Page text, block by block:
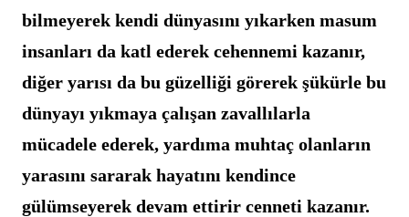
bilmeyerek kendi dünyasını yıkarken masum
insanları da katl ederek cehennemi kazanır,
diğer yarısı da bu güzelliği görerek şükürle bu
dünyayı yıkmaya çalışan zavallılarla
mücadele ederek, yardıma muhtaç olanların
yarasını sararak hayatını kendince
gülümseyerek devam ettirir cenneti kazanır.